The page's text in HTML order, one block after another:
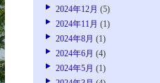
2024年12月 (5)
2024年11月 (1)
2024年8月 (1)
2024年6月 (4)
2024年5月 (1)